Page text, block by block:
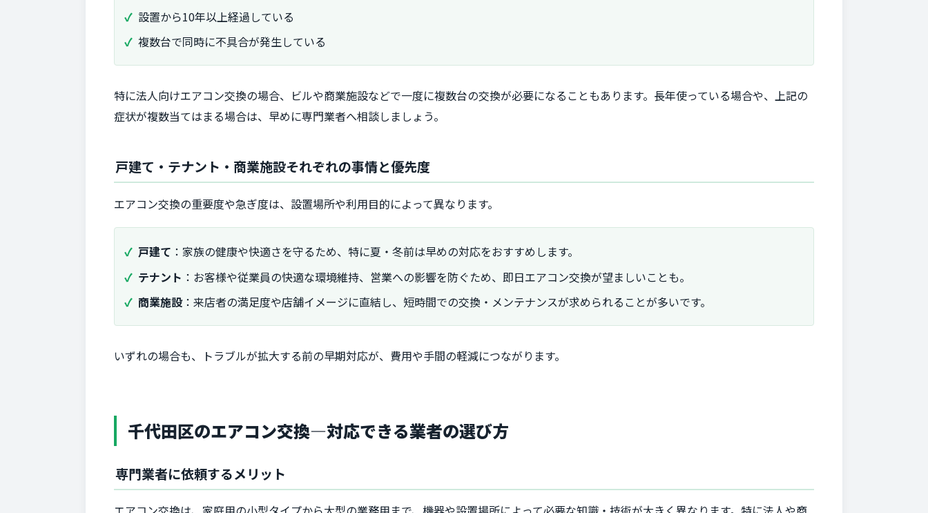
設置から10年以上経過している
複数台で同時に不具合が発生している
特に法人向けエアコン交換の場合、ビルや商業施設などで一度に複数台の交換が必要になることもあります。長年使っている場合や、上記の
症状が複数当てはまる場合は、早めに専門業者へ相談しましょう。
戸建て・テナント・商業施設それぞれの事情と優先度
エアコン交換の重要度や急ぎ度は、設置場所や利用目的によって異なります。
戸建て ：家族の健康や快適さを守るため、特に夏・冬前は早めの対応をおすすめします。
テナント ：お客様や従業員の快適な環境維持、営業への影響を防ぐため、即日エアコン交換が望ましいことも。
商業施設：来店者の満足度や店舗イメージに直結し、短時間での交換・メンテナンスが求められることが多いです。
いずれの場合も、トラブルが拡大する前の早期対応が、費用や手間の軽減につながります。
千代田区のエアコン交換―対応できる業者の選び方
専門業者に依頼するメリット